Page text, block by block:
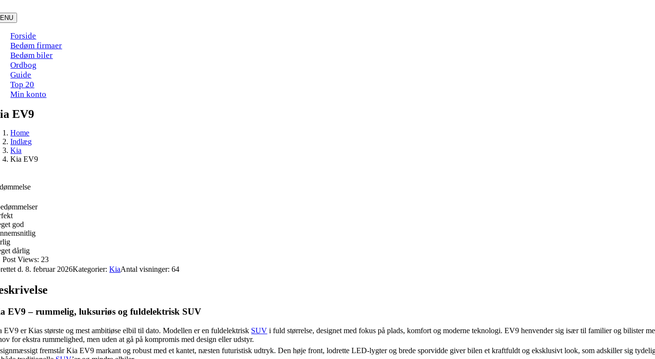
to
content
Forside
Bedøm firmaer
Bedøm biler
Ordbog
Guide
Top 20
Min konto
EV9
Home
Indlæg
Kia
Kia EV9
god
dårlig
Post Views: 23
d. 8. februar 2026Kategorier:KiaAntal visninger: 64
EV9 – rummelig, luksuriøs og fuldelektrisk SUV
EV9 er Kias største og mest ambitiøse elbil til dato. Modellen er en fuldelektrisk SUV i fuld størrelse, designet med fokus på plads, komfort og moderne teknologi. EV9 henvender sig især til familier og bilister
for ekstra rummelighed, men uden at gå på kompromis med design eller udstyr.
fremstår Kia EV9 markant og robust med et kantet, næsten futuristisk udtryk. Den høje front, lodrette LED-lygter og brede sporvidde giver bilen et kraftfuldt og eksklusivt look, som adskiller sig